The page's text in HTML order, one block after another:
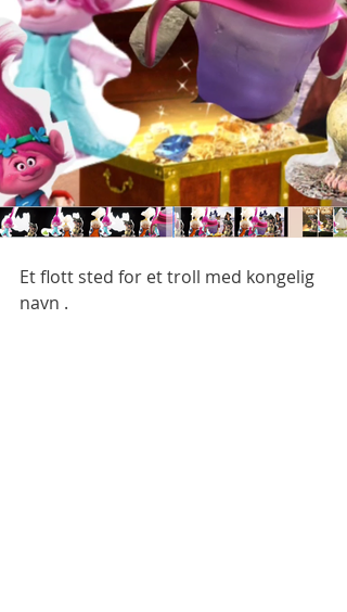
Et flott sted for et troll med kongelig
navn .